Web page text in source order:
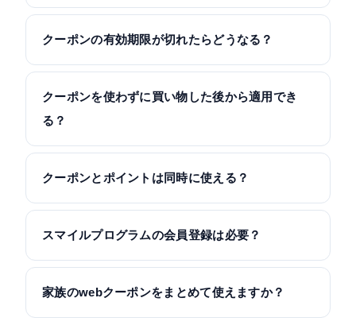
クーポンの有効期限が切れたらどうなる？
クーポンを使わずに買い物した後から適用でき
る？
クーポンとポイントは同時に使える？
スマイルプログラムの会員登録は必要？
家族のwebクーポンをまとめて使えますか？